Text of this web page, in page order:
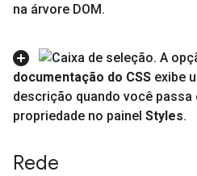
na árvore DOM.
A
documentação do CSS exibe
descrição quando você
propriedade no painel Styles.
Rede